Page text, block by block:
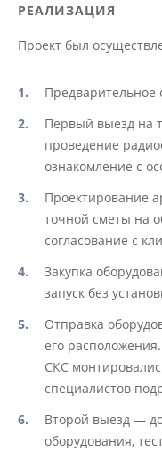
РЕАЛИЗАЦИЯ
Проект был
Предварительное
Первый выезд на
проведение
ознакомление с
Проектирование
точной сметы на
согласование с
Закупка
запуск без
Отправка
его
СКС
специалистов
Второй выезд —
оборудования,